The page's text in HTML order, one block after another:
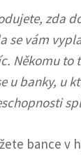
zda
se vám
. Někomu to
u banky, u
bance